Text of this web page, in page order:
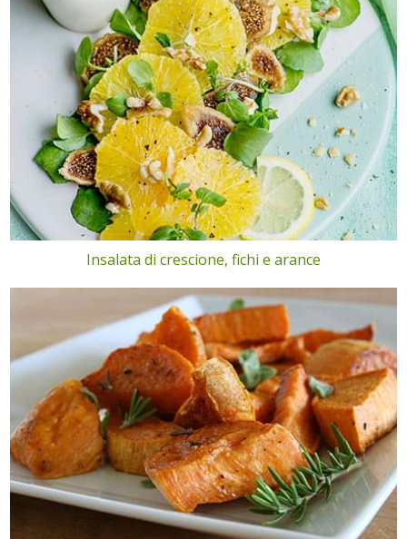
Insalata di crescione, fichi e arance